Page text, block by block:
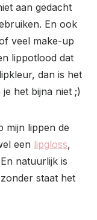
aan gedacht
En ook
veel make-up
lippotlood dat
dan is het
het bijna niet ;)
mijn lippen de
een lipgloss,
natuurlijk is
staat het